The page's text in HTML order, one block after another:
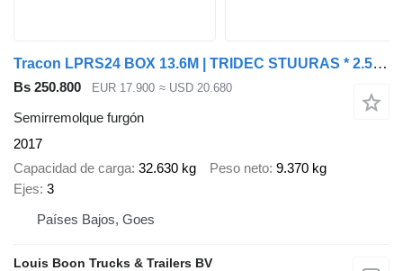
Tracon LPRS24 BOX 13.6M | TRIDEC STUURAS * 2.5T LAADKLEP * LIFTAS * NL
Bs 250.800 EUR 17.900 ≈ USD 20.680
Semirremolque furgón
2017
Capacidad de carga 32.630 kg Peso neto 9.370 kg
Ejes 3
Países Bajos, Goes
Louis Boon Trucks & Trailers BV